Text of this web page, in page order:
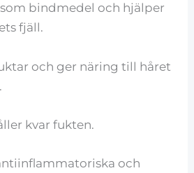
bindmedel och hjälper
fjäll.
och ger näring till håret
kvar fukten.
och